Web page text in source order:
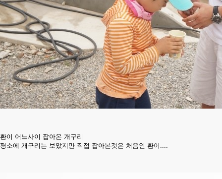
환이 어느사이 잡아온 개구리
평소에 개구리는 보았지만 직접 잡아본것은 처음인 환이....